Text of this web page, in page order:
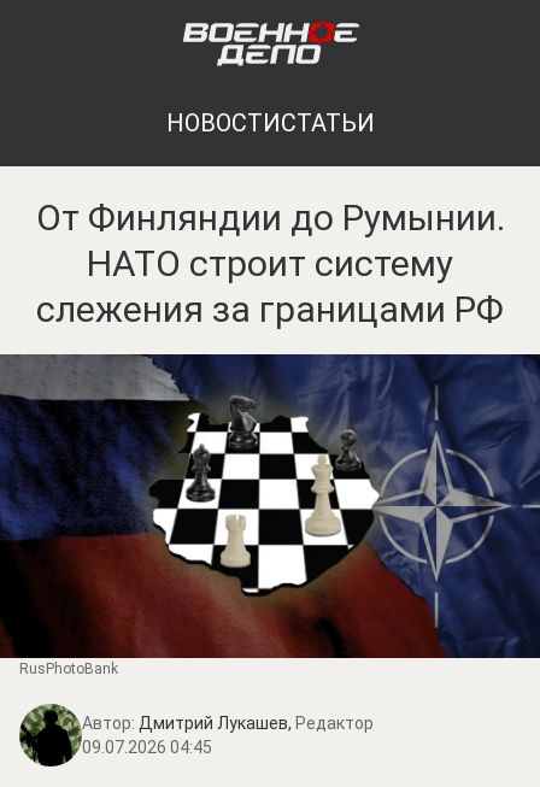
НОВОСТИСТАТЬИ
От Финляндии до Румынии.
НАТО строит систему
слежения за границами РФ
RusPhotoBank
Автор: Дмитрий Лукашев, Редактор
09.07.2026 04:45